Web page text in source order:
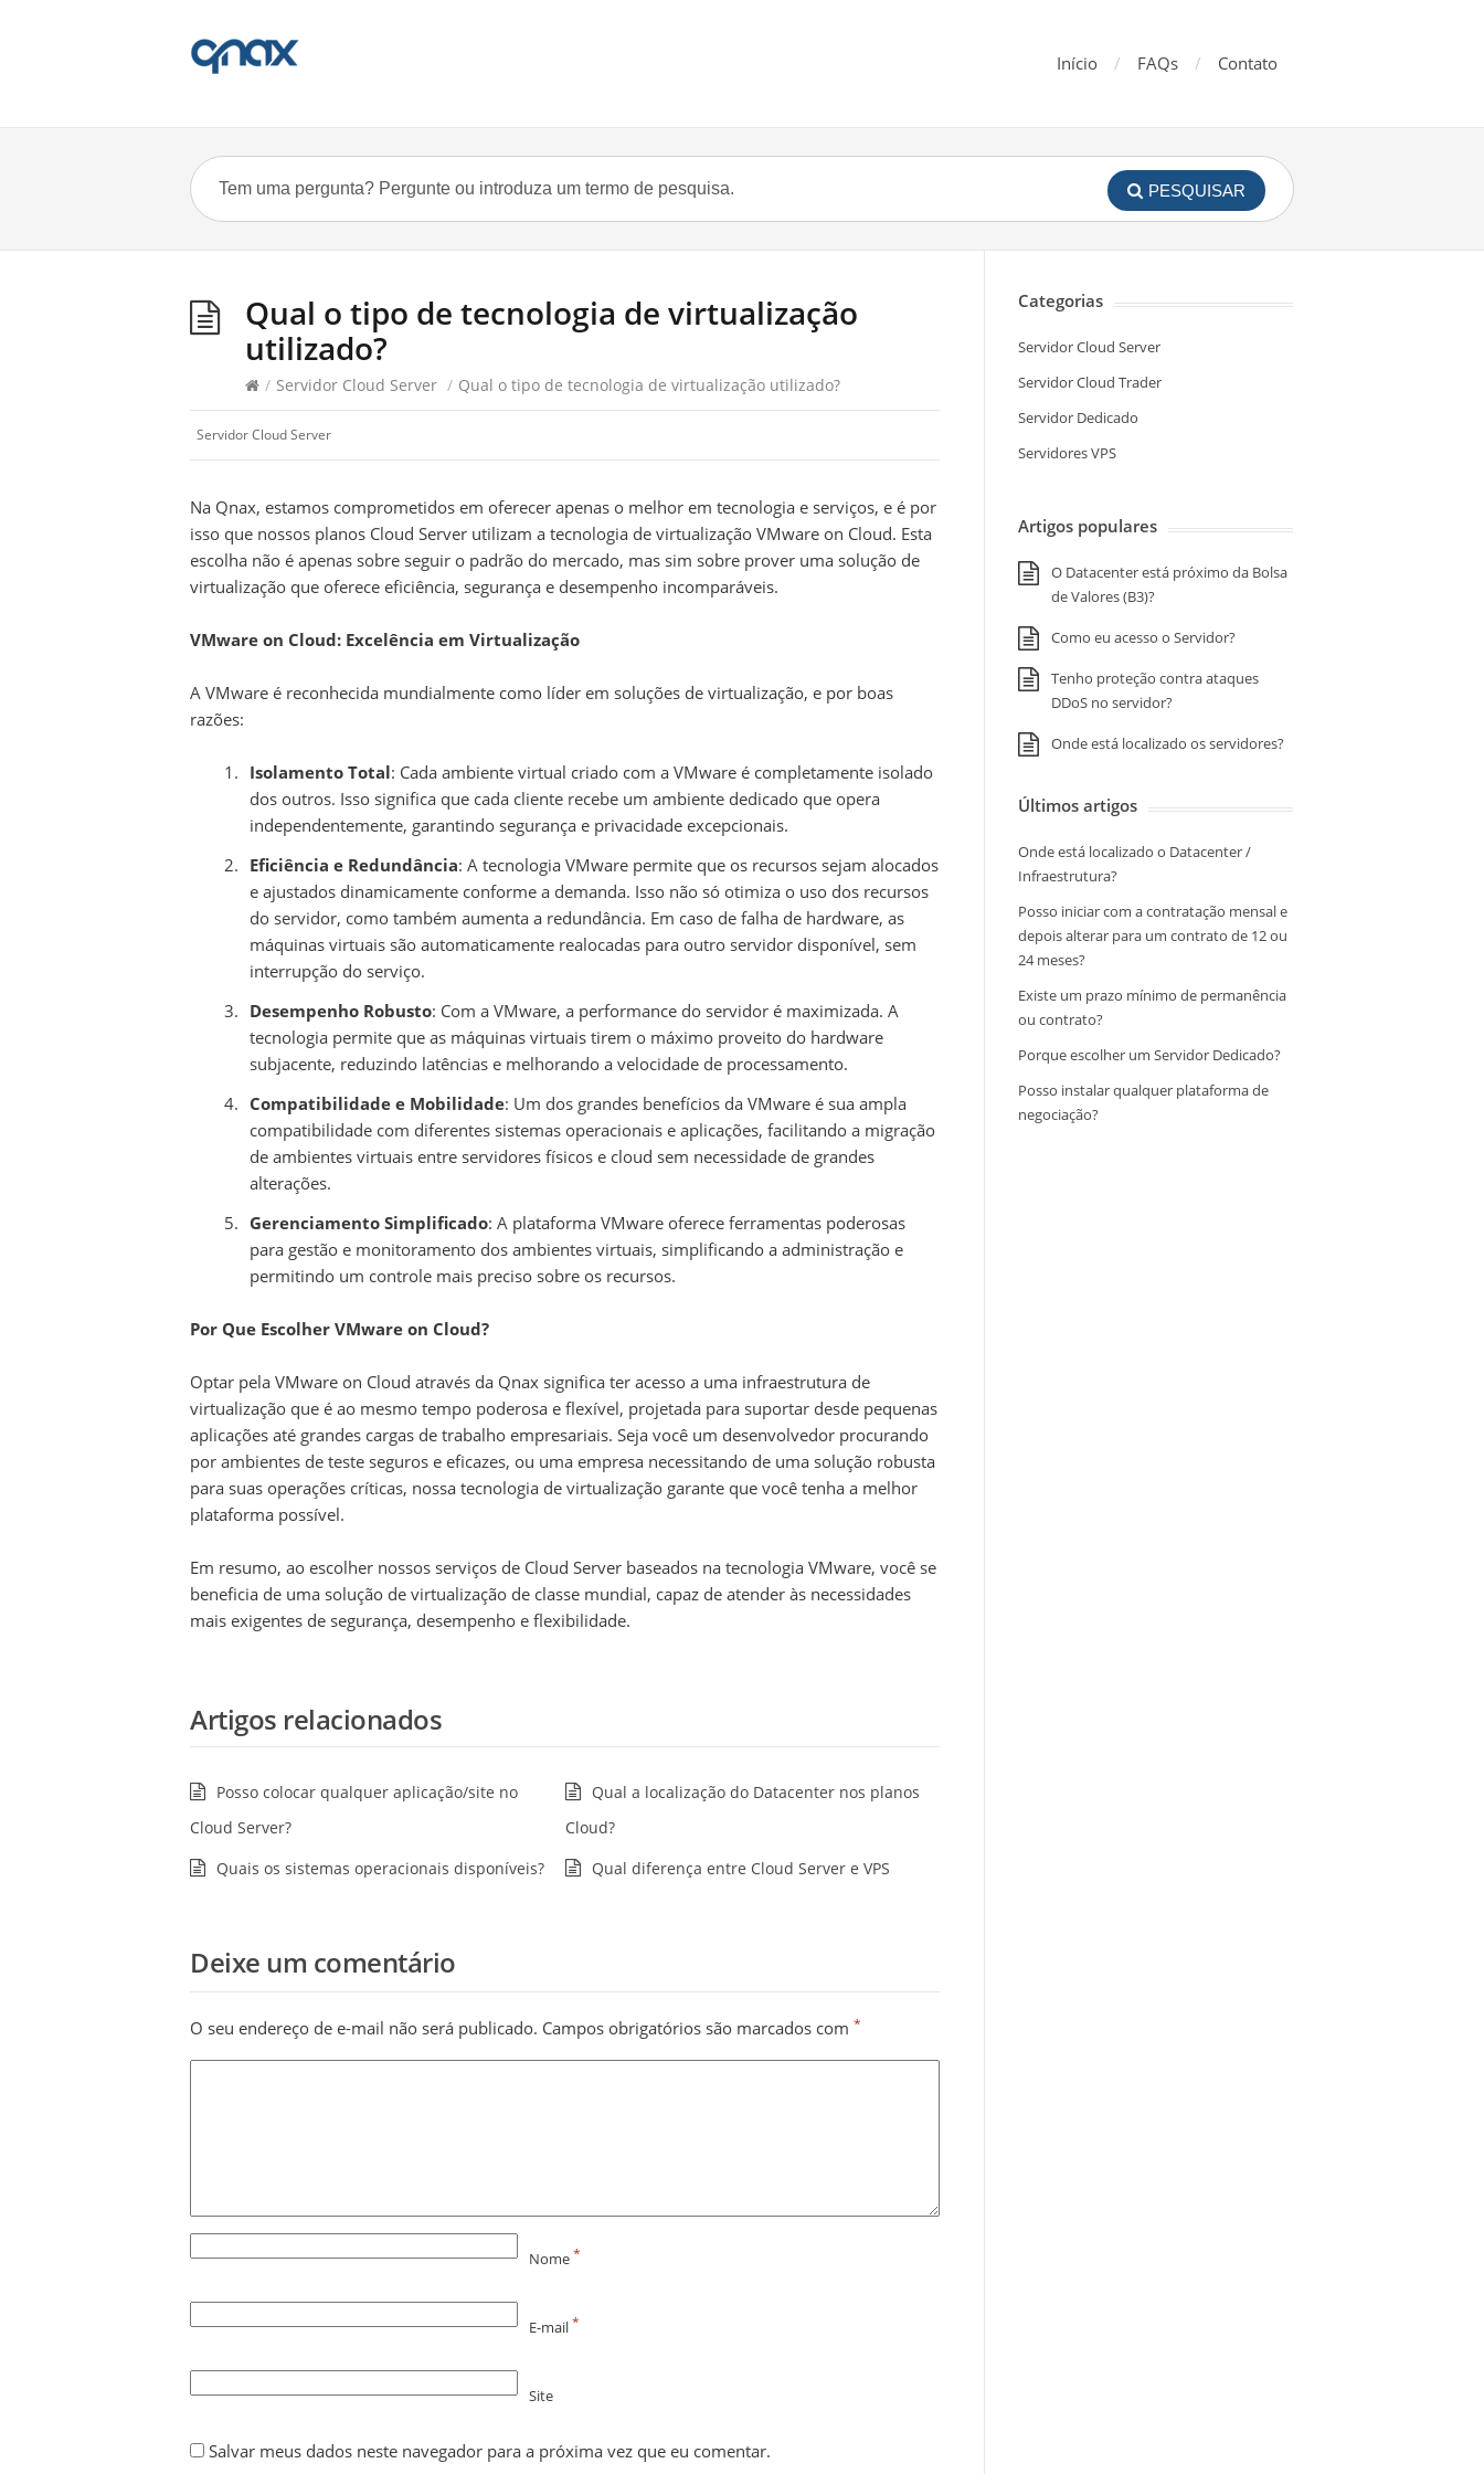
Início FAQs Contato
PESQUISAR
Qual o tipo de tecnologia de virtualização
utilizado?
/ Servidor Cloud Server / Qual o tipo de tecnologia de virtualização utilizado?
Servidor Cloud Server
Na Qnax, estamos comprometidos em oferecer apenas o melhor em tecnologia e serviços, e é por
isso que nossos planos Cloud Server utilizam a tecnologia de virtualização VMware on Cloud. Esta
escolha não é apenas sobre seguir o padrão do mercado, mas sim sobre prover uma solução de
virtualização que oferece eficiência, segurança e desempenho incomparáveis.
VMware on Cloud: Excelência em Virtualização
A VMware é reconhecida mundialmente como líder em soluções de virtualização, e por boas
razões:
Isolamento Total: Cada ambiente virtual criado com a VMware é completamente isolado
dos outros. Isso significa que cada cliente recebe um ambiente dedicado que opera
independentemente, garantindo segurança e privacidade excepcionais.
Eficiência e Redundância: A tecnologia VMware permite que os recursos sejam alocados
e ajustados dinamicamente conforme a demanda. Isso não só otimiza o uso dos recursos
do servidor, como também aumenta a redundância. Em caso de falha de hardware, as
máquinas virtuais são automaticamente realocadas para outro servidor disponível, sem
interrupção do serviço.
Desempenho Robusto: Com a VMware, a performance do servidor é maximizada. A
tecnologia permite que as máquinas virtuais tirem o máximo proveito do hardware
subjacente, reduzindo latências e melhorando a velocidade de processamento.
Compatibilidade e Mobilidade: Um dos grandes benefícios da VMware é sua ampla
compatibilidade com diferentes sistemas operacionais e aplicações, facilitando a migração
de ambientes virtuais entre servidores físicos e cloud sem necessidade de grandes
alterações.
Gerenciamento Simplificado: A plataforma VMware oferece ferramentas poderosas
para gestão e monitoramento dos ambientes virtuais, simplificando a administração e
permitindo um controle mais preciso sobre os recursos.
Por Que Escolher VMware on Cloud?
Optar pela VMware on Cloud através da Qnax significa ter acesso a uma infraestrutura de
virtualização que é ao mesmo tempo poderosa e flexível, projetada para suportar desde pequenas
aplicações até grandes cargas de trabalho empresariais. Seja você um desenvolvedor procurando
por ambientes de teste seguros e eficazes, ou uma empresa necessitando de uma solução robusta
para suas operações críticas, nossa tecnologia de virtualização garante que você tenha a melhor
plataforma possível.
Em resumo, ao escolher nossos serviços de Cloud Server baseados na tecnologia VMware, você se
beneficia de uma solução de virtualização de classe mundial, capaz de atender às necessidades
mais exigentes de segurança, desempenho e flexibilidade.
Artigos relacionados
Posso colocar qualquer aplicação/site no
Cloud Server?
Qual a localização do Datacenter nos planos
Cloud?
Quais os sistemas operacionais disponíveis?
Qual diferença entre Cloud Server e VPS
Deixe um comentário
O seu endereço de e-mail não será publicado. Campos obrigatórios são marcados com *
Nome*
E-mail*
Site
Salvar meus dados neste navegador para a próxima vez que eu comentar.
Categorias
Servidor Cloud Server
Servidor Cloud Trader
Servidor Dedicado
Servidores VPS
Artigos populares
O Datacenter está próximo da Bolsa
de Valores (B3)?
Como eu acesso o Servidor?
Tenho proteção contra ataques
DDoS no servidor?
Onde está localizado os servidores?
Últimos artigos
Onde está localizado o Datacenter /
Infraestrutura?
Posso iniciar com a contratação mensal e
depois alterar para um contrato de 12 ou
24 meses?
Existe um prazo mínimo de permanência
ou contrato?
Porque escolher um Servidor Dedicado?
Posso instalar qualquer plataforma de
negociação?